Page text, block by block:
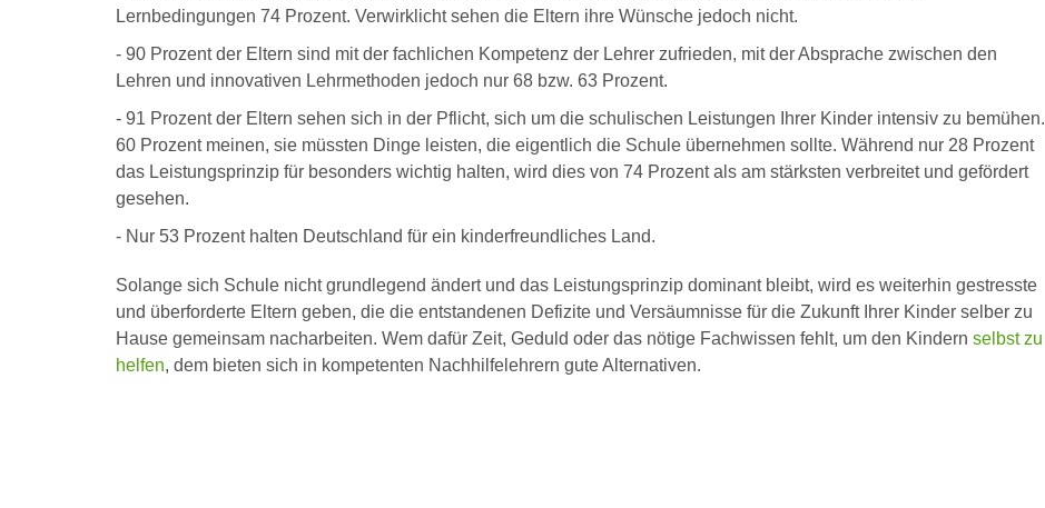
Lernbedingungen 74 Prozent. Verwirklicht sehen die Eltern ihre Wünsche jedoch nicht.
- 90 Prozent der Eltern sind mit der fachlichen Kompetenz der Lehrer zufrieden, mit der Absprache zwischen den
Lehren und innovativen Lehrmethoden jedoch nur 68 bzw. 63 Prozent.
- 91 Prozent der Eltern sehen sich in der Pflicht, sich um die schulischen Leistungen Ihrer Kinder intensiv zu bemühen.
60 Prozent meinen, sie müssten Dinge leisten, die eigentlich die Schule übernehmen sollte. Während nur 28 Prozent
das Leistungsprinzip für besonders wichtig halten, wird dies von 74 Prozent als am stärksten verbreitet und gefördert
gesehen.
- Nur 53 Prozent halten Deutschland für ein kinderfreundliches Land.
Solange sich Schule nicht grundlegend ändert und das Leistungsprinzip dominant bleibt, wird es weiterhin gestresste
und überforderte Eltern geben, die die entstandenen Defizite und Versäumnisse für die Zukunft Ihrer Kinder selber zu
Hause gemeinsam nacharbeiten. Wem dafür Zeit, Geduld oder das nötige Fachwissen fehlt, um den Kindern selbst zu
helfen, dem bieten sich in kompetenten Nachhilfelehrern gute Alternativen.